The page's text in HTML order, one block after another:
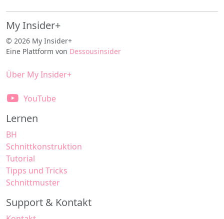
My Insider+
© 2026 My Insider+
Eine Plattform von Dessousinsider
Über My Insider+
YouTube
Lernen
BH
Schnittkonstruktion
Tutorial
Tipps und Tricks
Schnittmuster
Support & Kontakt